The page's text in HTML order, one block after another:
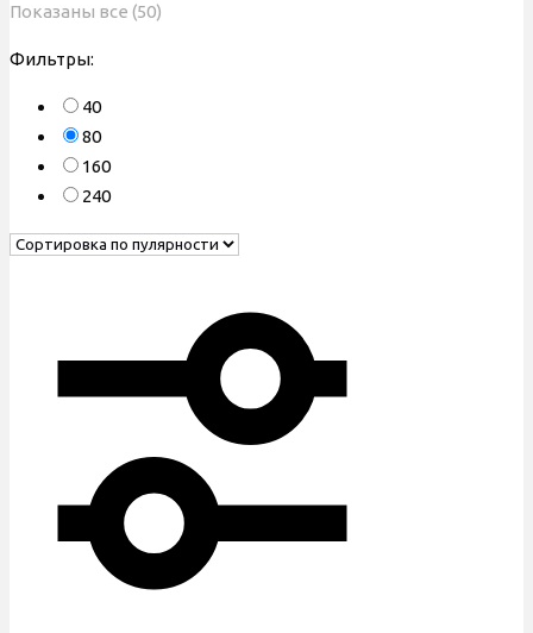
Показаны все (50)
Фильтры:
40
80
160
240